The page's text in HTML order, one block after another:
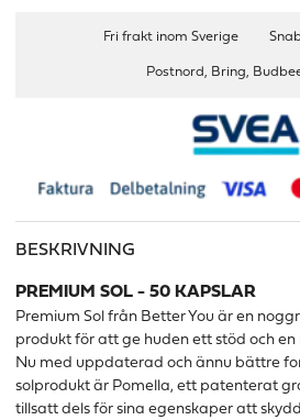
Fri frakt inom Sverige
Postnord, Bring,
BESKRIVNING
PREMIUM SOL - 50 KAPSLAR
Premium Sol från Better You är en
produkt för att ge huden ett stöd och
Nu med uppdaterad och ännu bättre
solprodukt är Pomella, ett patenterat
tillsatt dels för sina egenskaper att